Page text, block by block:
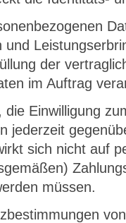
der
im Auftrag
Einwilligung
jederzeit
sich nicht auf
müssen.